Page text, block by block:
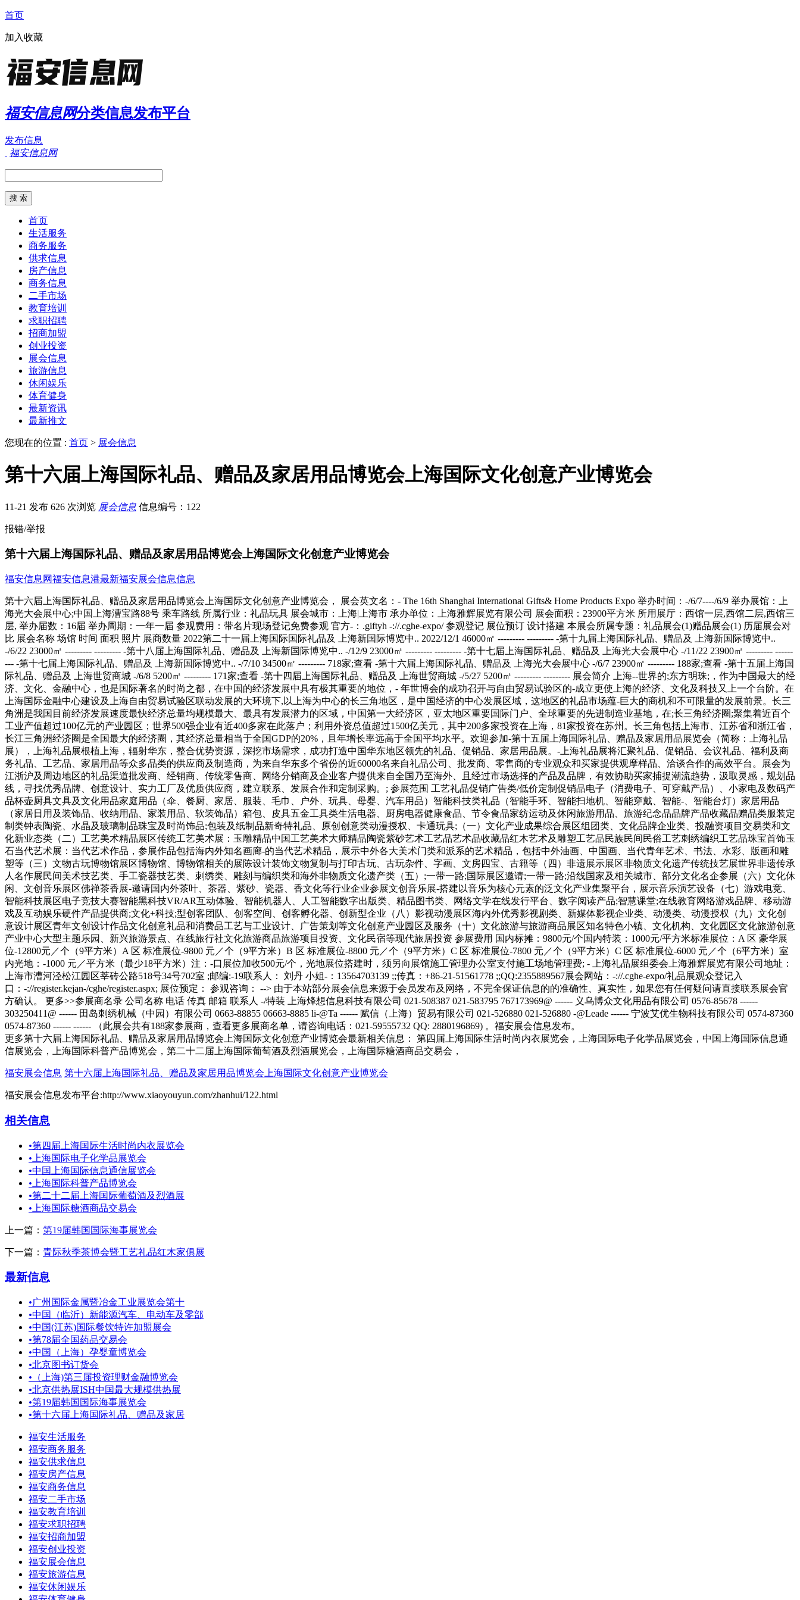
首页
加入收藏
福安信息网分类信息发布平台
发布信息
福安信息网
首页
生活服务
商务服务
供求信息
房产信息
商务信息
二手市场
教育培训
求职招聘
招商加盟
创业投资
展会信息
旅游信息
休闲娱乐
体育健身
最新资讯
最新推文
您现在的位置 : 首页 > 展会信息
第十六届上海国际礼品、赠品及家居用品博览会上海国际文化创意产业博览会
11-21 发布 626 次浏览 展会信息 信息编号：122
报错/举报
第十六届上海国际礼品、赠品及家居用品博览会上海国际文化创意产业博览会
福安信息网福安信息港最新福安展会信息信息
第十六届上海国际礼品、赠品及家居用品博览会上海国际文化创意产业博览会， 展会英文名：- The 16th Shanghai International Gifts& Home Products Expo 举办时间：-/6/7----/6/9 举办展馆：上海光大会展中心;中国上海漕宝路88号 乘车路线 所属行业：礼品玩具 展会城市：上海|上海市 承办单位：上海雅辉展览有限公司 展会面积：23900平方米 所用展厅：西馆一层,西馆二层,西馆三层, 举办届数：16届 举办周期：一年一届 参观费用：带名片现场登记免费参观 官方-：.giftyh -://.cghe-expo/ 参观登记 展位预订 设计搭建 本展会所属专题：礼品展会(1)赠品展会(1) 历届展会对比 展会名称 场馆 时间 面积 照片 展商数量 2022第二十一届上海国际国际礼品及 上海新国际博览中.. 2022/12/1 46000㎡ --------- --------- -第十九届上海国际礼品、赠品及 上海新国际博览中.. -/6/22 23000㎡ --------- --------- -第十八届上海国际礼品、赠品及 上海新国际博览中.. -/12/9 23000㎡ --------- --------- -第十七届上海国际礼品、赠品及 上海光大会展中心 -/11/22 23900㎡ --------- --------- -第十七届上海国际礼品、赠品及 上海新国际博览中.. -/7/10 34500㎡ --------- 718家;查看 -第十六届上海国际礼品、赠品及 上海光大会展中心 -/6/7 23900㎡ --------- 188家;查看 -第十五届上海国际礼品、赠品及 上海世贸商城 -/6/8 5200㎡ --------- 171家;查看 -第十四届上海国际礼品、赠品及 上海世贸商城 -/5/27 5200㎡ --------- --------- 展会简介 上海--世界的;东方明珠;，作为中国最大的经济、文化、金融中心，也是国际著名的时尚之都，在中国的经济发展中具有极其重要的地位，- 年世博会的成功召开与自由贸易试验区的-成立更使上海的经济、文化及科技又上一个台阶。在上海国际金融中心建设及上海自由贸易试验区联动发展的大环境下,以上海为中心的长三角地区，是中国经济的中心发展区域，这地区的礼品市场蕴-巨大的商机和不可限量的发展前景。长三角洲是我国目前经济发展速度最快经济总量均规模最大、最具有发展潜力的区域，中国第一大经济区，亚太地区重要国际门户、全球重要的先进制造业基地，在;长三角经济圈;聚集着近百个工业产值超过100亿元的产业园区；世界500强企业有近400多家在此落户；利用外资总值超过1500亿美元，其中200多家投资在上海，81家投资在苏州。长三角包括上海市、江苏省和浙江省，长江三角洲经济圈是全国最大的经济圈，其经济总量相当于全国GDP的20%，且年增长率远高于全国平均水平。欢迎参加-第十五届上海国际礼品、赠品及家居用品展览会（简称：上海礼品展），上海礼品展根植上海，辐射华东，整合优势资源，深挖市场需求，成功打造中国华东地区领先的礼品、促销品、家居用品展。-上海礼品展将汇聚礼品、促销品、会议礼品、福利及商务礼品、工艺品、家居用品等众多品类的供应商及制造商，为来自华东多个省份的近60000名来自礼品公司、批发商、零售商的专业观众和买家提供观摩样品、洽谈合作的高效平台。展会为江浙沪及周边地区的礼品渠道批发商、经销商、传统零售商、网络分销商及企业客户提供来自全国乃至海外、且经过市场选择的产品及品牌，有效协助买家捕捉潮流趋势，汲取灵感，规划品线，寻找优秀品牌、创意设计、实力工厂及优质供应商，建立联系、发展合作和定制采购。; 参展范围 工艺礼品促销广告类/低价定制促销品电子（消费电子、可穿戴产品）、小家电及数码产品杯壶厨具文具及文化用品家庭用品（伞、餐厨、家居、服装、毛巾、户外、玩具、母婴、汽车用品）智能科技类礼品（智能手环、智能扫地机、智能穿戴、智能-、智能台灯）家居用品（家居日用及装饰品、收纳用品、家装用品、软装饰品）箱包、皮具五金工具类生活电器、厨房电器健康食品、节令食品家纺运动及休闲旅游用品、旅游纪念品品牌产品收藏品赠品类服装定制类钟表陶瓷、水晶及玻璃制品珠宝及时尚饰品;包装及纸制品新奇特礼品、原创创意类动漫授权、卡通玩具;（一）文化产业成果综合展区组团类、文化品牌企业类、投融资项目交易类和文化新业态类（二）工艺美术精品展区传统工艺美术展：玉雕精品中国工艺美术大师精品陶瓷紫砂艺术工艺品艺术品收藏品红木艺术及雕塑工艺品民族民间民俗工艺刺绣编织工艺品珠宝首饰玉石当代艺术展：当代艺术作品，参展作品包括海内外知名画廊-的当代艺术精品，展示中外各大美术门类和派系的艺术精品，包括中外油画、中国画、当代青年艺术、书法、水彩、版画和雕塑等（三）文物古玩博物馆展区博物馆、博物馆相关的展陈设计装饰文物复制与打印古玩、古玩杂件、字画、文房四宝、古籍等（四）非遗展示展区非物质文化遗产传统技艺展世界非遗传承人名作展民间美术技艺类、手工瓷器技艺类、刺绣类、雕刻与编织类和海外非物质文化遗产类（五）;一带一路;国际展区邀请;一带一路;沿线国家及相关城市、部分文化名企参展（六）文化休闲、文创音乐展区佛禅茶香展-邀请国内外茶叶、
更多第十六届上海国际礼品、赠品及家居用品博览会上海国际文化创意产业博览会最新相关信息： 第四届上海国际生活时尚内衣展览会，上海国际电子化学品展览会，中国上海国际信息通
信展览会，上海国际科普产品博览会，第二十二届上海国际葡萄酒及烈酒展览会，上海国际糖酒商品交易会，
福安展会信息 第十六届上海国际礼品、赠品及家居用品博览会上海国际文化创意产业博览会
福安展会信息发布平台:http://www.xiaoyouyun.com/zhanhui/122.html
相关信息
•第四届上海国际生活时尚内衣展览会
• 上海国际电子化学品展览会
•中国上海国际信息通信展览会
• 上海国际科普产品博览会
•第二十二届上海国际葡萄酒及烈酒展
• 上海国际糖酒商品交易会
上一篇： 第19届韩国国际海事展览会
下一篇： 青际秋季茶博会暨工艺礼品红木家俱展
最新信息
•广州国际金属暨冶金工业展览会第十
•中国（临沂）新能源汽车、电动车及零部
•中国(江苏)国际餐饮特许加盟展会
•第78届全国药品交易会
•中国（上海）孕婴童博览会
•北京图书订货会
• （上海)第三届投资理财金融博览会
•北京供热展ISH中国最大规模供热展
•第19届韩国国际海事展览会
•第十六届上海国际礼品、赠品及家居
福安生活服务
福安商务服务
福安供求信息
福安房产信息
福安商务信息
福安二手市场
福安教育培训
福安求职招聘
福安招商加盟
福安创业投资
福安展会信息
福安旅游信息
福安休闲娱乐